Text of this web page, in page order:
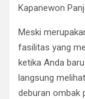
Kapanewon
Meski
fasilitas yang
ketika Anda
langsung
deburan ombak